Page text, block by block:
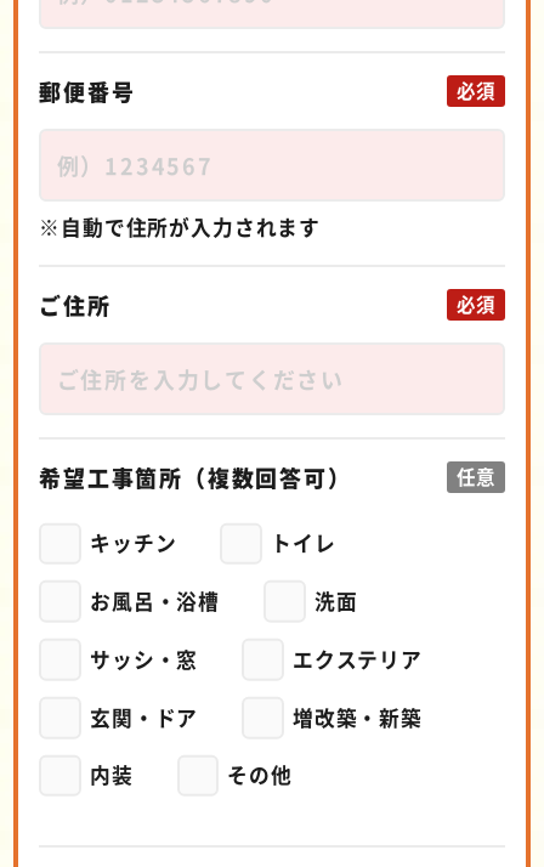
郵便番号 必須
自動で住所が入力されます
ご住所 必須
希望工事箇所 （複数回答可） 任意
キッチン
トイレ
お風呂・浴槽
洗面
サッシ・窓
エクステリア
玄関・ドア
増改築・新築
内装
その他